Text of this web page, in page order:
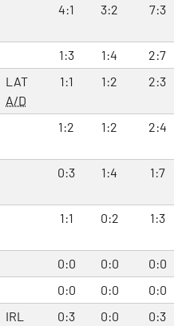
4:1 3:2 7:3
1:3 1:4
2:7
LAT
A/D
1:1 1:2 2:3
1:2 1:2 2:4
0:3 1:4 1:7
1:1 0:2 1:3
0:0 0:0
0:0
0:0 0:0
0:0
IRL
0:3 0:0 0:3